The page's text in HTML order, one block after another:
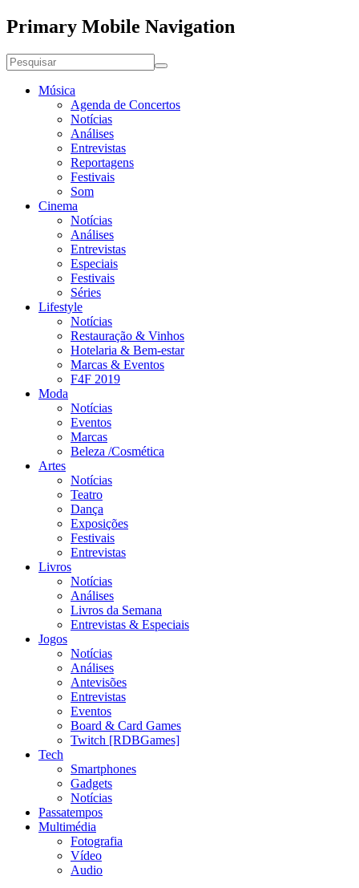
Primary Mobile Navigation
Música
Agenda de Concertos
Notícias
Análises
Entrevistas
Reportagens
Festivais
Som
Cinema
Notícias
Análises
Entrevistas
Especiais
Festivais
Séries
Lifestyle
Notícias
Restauração & Vinhos
Hotelaria & Bem-estar
Marcas & Eventos
F4F 2019
Moda
Notícias
Eventos
Marcas
Beleza /Cosmética
Artes
Notícias
Teatro
Dança
Exposições
Festivais
Entrevistas
Livros
Notícias
Análises
Livros da Semana
Entrevistas & Especiais
Jogos
Notícias
Análises
Antevisões
Entrevistas
Eventos
Board & Card Games
Twitch [RDBGames]
Tech
Smartphones
Gadgets
Notícias
Passatempos
Multimédia
Fotografia
Vídeo
Audio